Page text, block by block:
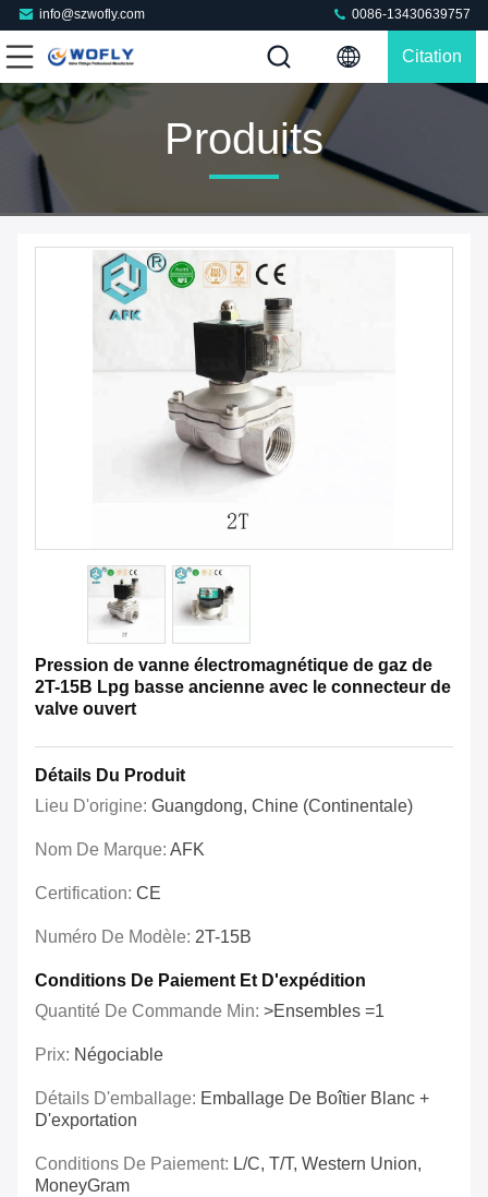
info@szwofly.com 0086-13430639757
Citation
Produits
Pression de vanne électromagnétique de gaz de
2T-15B Lpg basse ancienne avec le connecteur de
valve ouvert
Détails Du Produit
Lieu D'origine: Guangdong, Chine (continentale)
Nom De Marque: AFK
Certification: CE
Numéro De Modèle: 2T-15B
Conditions De Paiement Et D'expédition
Quantité De Commande Min: >Ensembles =1
Prix: Négociable
Détails D'emballage: Emballage De Boîtier Blanc +
D'exportation
Conditions De Paiement: L/C, T/T, Western Union,
MoneyGram